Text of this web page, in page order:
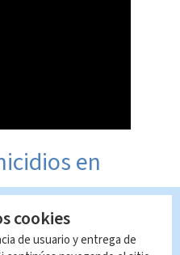
en
en el país ya
cookies
de usuario y entrega de